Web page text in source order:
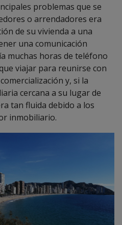
problemas que se
o arrendadores era
de su vivienda a una
una comunicación
muchas horas de teléfono
viajar para reunirse con
y, si la
cercana a su lugar de
tan fluida debido a los
inmobiliario.